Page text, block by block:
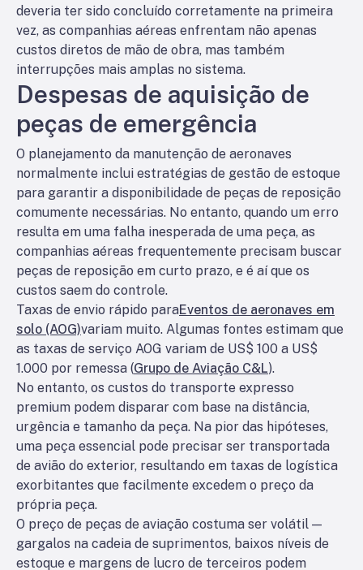
deveria ter sido concluído corretamente na primeira
vez, as companhias aéreas enfrentam não apenas
custos diretos de mão de obra, mas também
interrupções mais amplas no sistema.
Despesas de aquisição de
peças de emergência
O planejamento da manutenção de aeronaves
normalmente inclui estratégias de gestão de estoque
para garantir a disponibilidade de peças de reposição
comumente necessárias. No entanto, quando um erro
resulta em uma falha inesperada de uma peça, as
companhias aéreas frequentemente precisam buscar
peças de reposição em curto prazo, e é aí que os
custos saem do controle.
Taxas de envio rápido paraEventos de aeronaves em
solo (AOG)variam muito. Algumas fontes estimam que
as taxas de serviço AOG variam de US$ 100 a US$
1.000 por remessa (Grupo de Aviação C&L).
No entanto, os custos do transporte expresso
premium podem disparar com base na distância,
urgência e tamanho da peça. Na pior das hipóteses,
uma peça essencial pode precisar ser transportada
de avião do exterior, resultando em taxas de logística
exorbitantes que facilmente excedem o preço da
própria peça.
O preço de peças de aviação costuma ser volátil —
gargalos na cadeia de suprimentos, baixos níveis de
estoque e margens de lucro de terceiros podem